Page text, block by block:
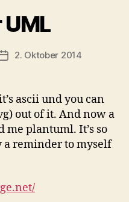
Veröffentlichungsdatum
2. Oktober 2014
ascii und you can
out of it. And now a
me plantuml. It’s so
a reminder to myself